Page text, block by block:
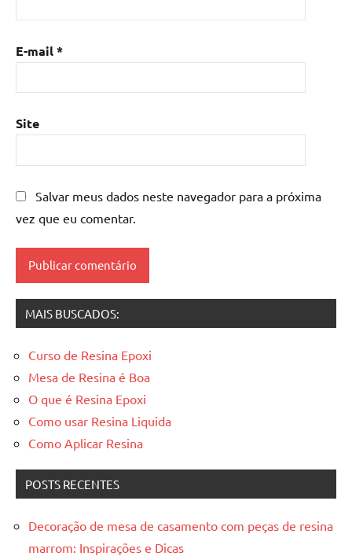
madeira,
de
epoxi,
mesa
resinada,
madeira
mesas
resinadas
E-mail*
Site
Salvar meus dados neste navegador para a próxima
vez que eu comentar.
MAIS BUSCADOS:
Curso de Resina Epoxi
Mesa de Resina é Boa
O que é Resina Epoxi
Como usar Resina Liquida
Como Aplicar Resina
POSTS RECENTES
Decoração de mesa de casamento com peças de resina
marrom: Inspirações e Dicas